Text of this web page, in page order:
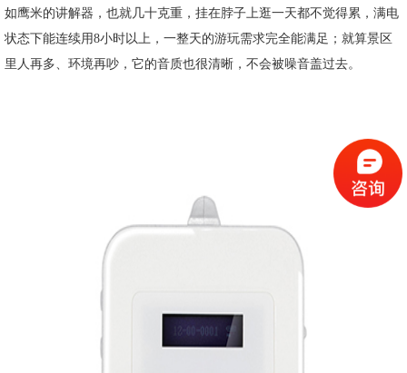
如鹰米的讲解器，也就几十克重，挂在脖子上逛一天都不觉得累，满电
状态下能连续用8小时以上，一整天的游玩需求完全能满足；就算景区
里人再多、环境再吵，它的音质也很清晰，不会被噪音盖过去。